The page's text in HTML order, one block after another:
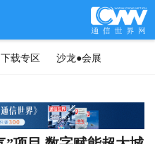
下载专区 沙龙●会展